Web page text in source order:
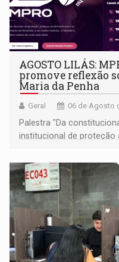
AGOSTO LILÁS:
promove reflexão
Maria da Penha
Geral 06 de Agosto
Palestra "Da
institucional de proteção
Goiás